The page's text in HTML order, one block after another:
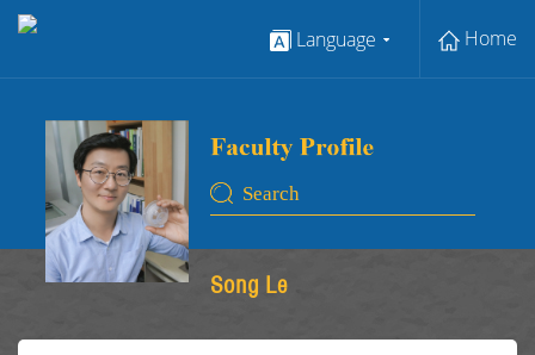
Language Home
Song Le